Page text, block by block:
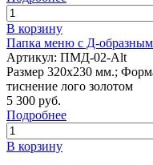
В корзину
Папка меню с Д-
Артикул: ПМД-02-Alt
Размер 320х230 мм.;
тиснение лого золотом
5 300 руб.
Подробнее
В корзину